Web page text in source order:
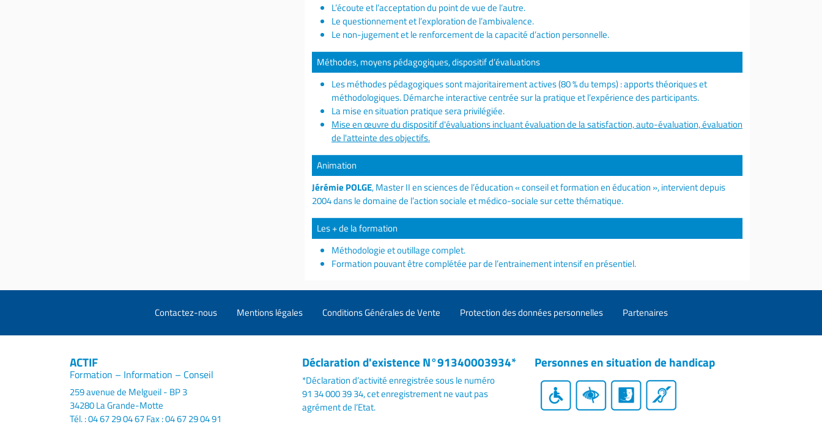
L’écoute et l’acceptation du point de vue de l’autre.
Le questionnement et l’exploration de l’ambivalence.
Le non-jugement et le renforcement de la capacité d’action personnelle.
Méthodes, moyens pédagogiques, dispositif d’évaluations
Les méthodes pédagogiques sont majoritairement actives (80 % du temps) : apports théoriques et
méthodologiques. Démarche interactive centrée sur la pratique et l’expérience des participants.
La mise en situation pratique sera privilégiée.
Mise en œuvre du dispositif d'évaluations incluant évaluation de la satisfaction, auto-évaluation, évaluation
de l'atteinte des objectifs.
Animation
Jérémie POLGE, Master II en sciences de l’éducation « conseil et formation en éducation », intervient depuis
2004 dans le domaine de l’action sociale et médico-sociale sur cette thématique.
Les + de la formation
Méthodologie et outillage complet.
Formation pouvant être complétée par de l’entrainement intensif en présentiel.
Contactez-nous Mentions légales Conditions Générales de Vente Protection des données personnelles Partenaires
ACTIF
Formation – Information – Conseil
259 avenue de Melgueil - BP 3
34280 La Grande-Motte
Tél. : 04 67 29 04 67Fax : 04 67 29 04 91
Déclaration d'existence N°91340003934*
*Déclaration d’activité enregistrée sous le numéro
91 34 000 39 34, cet enregistrement ne vaut pas
agrément de l’Etat.
Personnes en situation de handicap